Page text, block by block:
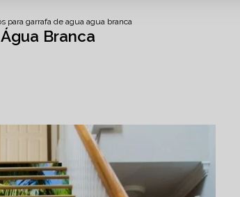
para garrafa de agua agua branca
Branca